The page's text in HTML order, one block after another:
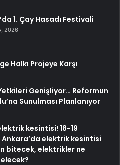
1. Çay Hasadı Festivali
2026
Halkı Projeye Karşı
Genişliyor… Reformun
Sunulması Planlanıyor
kesintisi! 18-19
Ankara’da elektrik kesintisi
bitecek, elektrikler ne